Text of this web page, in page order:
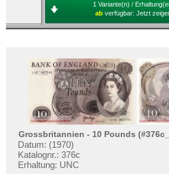
1 Variante(n) /
ab verfügbar: Jetzt
Grossbritannien - 10 Pounds
Datum: (1970)
Katalognr.: 376c
Erhaltung: UNC